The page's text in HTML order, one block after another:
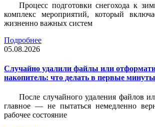
Процесс подготовки снегохода к
комплекс мероприятий, который
жизненно важных систем
Подробнее
05.08.2026
Случайно удалили файлы или
накопитель: что делать в первые минуты
После случайного удаления файлов
главное — не пытаться немедленно
рабочее состояние